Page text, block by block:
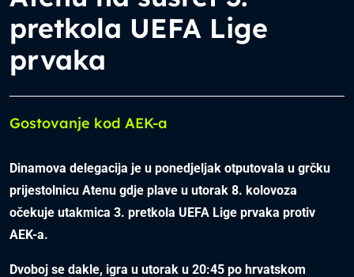
pretkola UEFA Lige
prvaka
Gostovanje kod AEK-a
Dinamova delegacija je u ponedjeljak otputovala u grčku
prijestolnicu Atenu gdje plave u utorak 8. kolovoza
očekuje utakmica 3. pretkola UEFA Lige prvaka protiv
AEK-a.
Dvoboj se dakle, igra u utorak u 20:45 po hrvatskom